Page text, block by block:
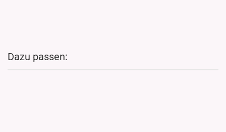
Dazu passen: